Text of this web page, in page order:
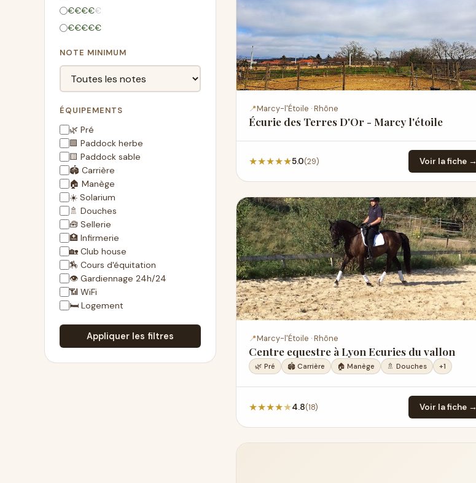
€€€€€
€€€€€
NOTE MINIMUM
ÉQUIPEMENTS
🌿 Pré
🟩 Paddock herbe
🟨 Paddock sable
🏟️ Carrière
🏠 Manège
☀️ Solarium
🚿 Douches
🧰 Sellerie
🏥 Infirmerie
🏡 Club house
🏇 Cours d'équitation
👁 Gardiennage 24h/24
📶 WiFi
🛏 Logement
Appliquer les filtres
📍Marcy-l'Étoile · Rhône
Écurie des Terres D'Or - Marcy l'étoile
★★★★★5.0(29) Voir la fiche →
📍Marcy-l'Étoile · Rhône
Centre equestre à Lyon Ecuries du vallon
🌿 Pré 🏟️ Carrière 🏠 Manège 🚿 Douches +1
★★★★★4.8(18) Voir la fiche →